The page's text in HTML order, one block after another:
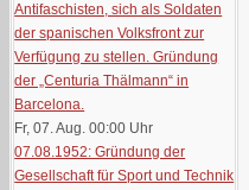
Antifaschisten, sich als Soldaten
der spanischen Volksfront zur
Verfügung zu stellen. Gründung
der „Centuria Thälmann“ in
Barcelona.
Fr, 07. Aug. 00:00 Uhr
07.08.1952: Gründung der
Gesellschaft für Sport und Technik